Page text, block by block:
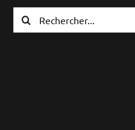
Rechercher: